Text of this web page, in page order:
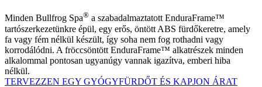
Minden Bullfrog Spa® a szabadalmaztatott EnduraFrame™
tartószerkezetünkre épül, egy erős, öntött ABS fürdőkeretre, amely
fa vagy fém nélkül készült, így soha nem fog rothadni vagy
korrodálódni. A fröccsöntött EnduraFrame™ alkatrészek minden
alkalommal pontosan ugyanúgy vannak igazítva, emberi hiba
nélkül.
TERVEZZEN EGY GYÓGYFÜRDŐT ÉS KAPJON ÁRAT